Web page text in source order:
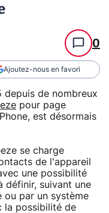
0
Ajoutez-nous en favori
depuis de nombreux
pour page
est désormais
se charge
de l'appareil
une possibilité
définir, suivant une
ou par un système
la possibilité de